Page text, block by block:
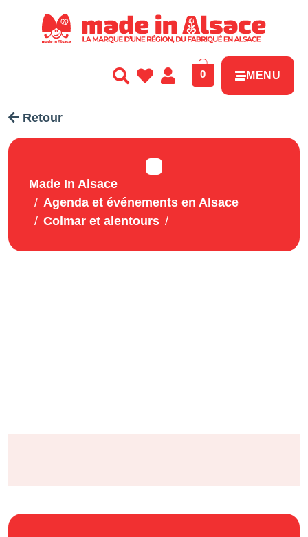
0 MENU
Retour
Made In Alsace
Agenda et événements en Alsace
Colmar et alentours